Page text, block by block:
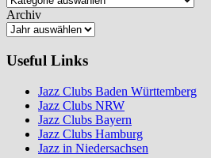
Archiv
Useful Links
Jazz Clubs Baden Württemberg
Jazz Clubs NRW
Jazz Clubs Bayern
Jazz Clubs Hamburg
Jazz in Niedersachsen